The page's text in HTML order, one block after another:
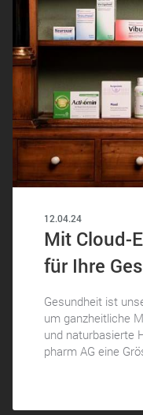
12.04.24
Mit Cloud-
für Ihre
Gesundheit ist
um ganzheitliche
und naturbasierte
pharm AG eine